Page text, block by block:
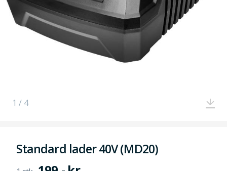
1 / 4
Standard lader 40V (MD20)